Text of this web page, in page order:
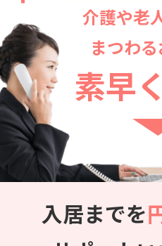
介護や老
まつわ
素早
入居までを